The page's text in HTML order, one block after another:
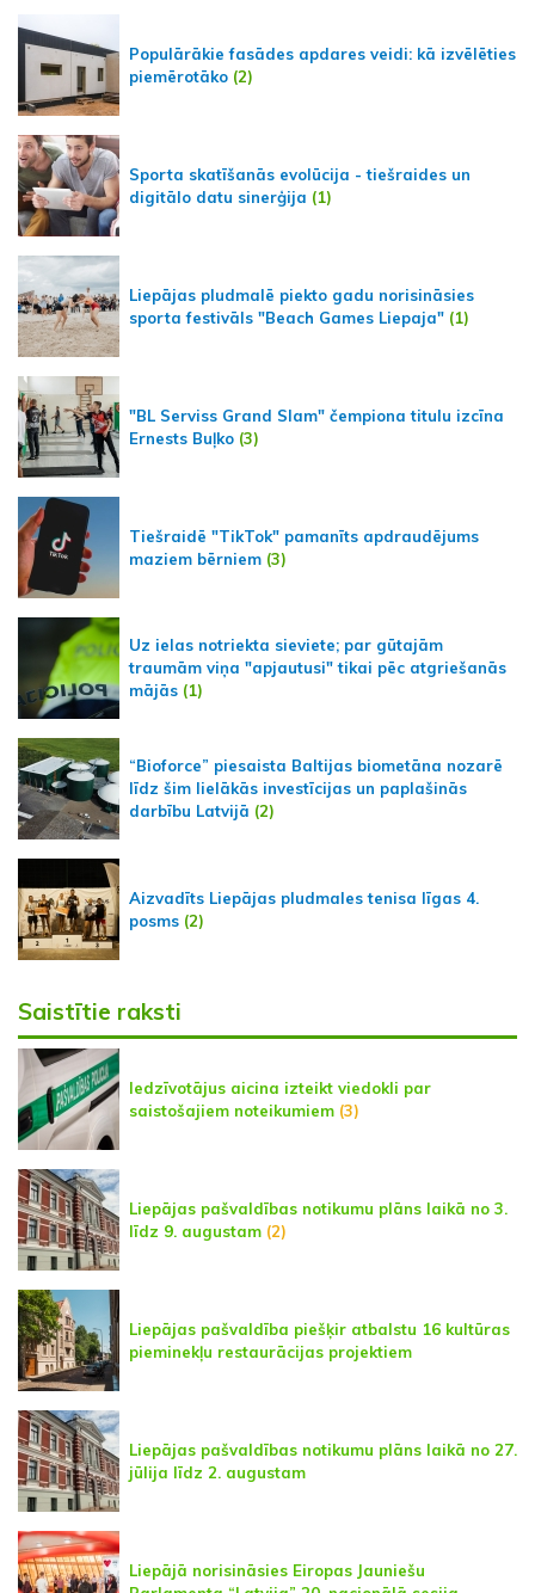
Populārākie fasādes apdares veidi: kā izvēlēties
piemērotāko (2)
Sporta skatīšanās evolūcija - tiešraides un
digitālo datu sinerģija (1)
Liepājas pludmalē piekto gadu norisināsies
sporta festivāls "Beach Games Liepaja" (1)
"BL Serviss Grand Slam" čempiona titulu izcīna
Ernests Buļko (3)
Tiešraidē "TikTok" pamanīts apdraudējums
maziem bērniem (3)
Uz ielas notriekta sieviete; par gūtajām
traumām viņa "apjautusi" tikai pēc atgriešanās
mājās (1)
“Bioforce” piesaista Baltijas biometāna nozarē
līdz šim lielākās investīcijas un paplašinās
darbību Latvijā (2)
Aizvadīts Liepājas pludmales tenisa līgas 4.
posms (2)
Saistītie raksti
Iedzīvotājus aicina izteikt viedokli par
saistošajiem noteikumiem (3)
Liepājas pašvaldības notikumu plāns laikā no 3.
līdz 9. augustam (2)
Liepājas pašvaldība piešķir atbalstu 16 kultūras
pieminekļu restaurācijas projektiem
Liepājas pašvaldības notikumu plāns laikā no 27.
jūlija līdz 2. augustam
Liepājā norisināsies Eiropas Jauniešu